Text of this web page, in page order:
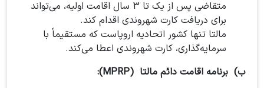
متقاضی پس از یک تا 3 سال اقامت اولیه، می‌تواند
برای دریافت کارت شهروندی اقدام کند.
مالتا تنها کشور اتحادیه اروپاست که مستقیماً با
سرمایه‌گذاری، کارت شهروندی اعطا می‌کند.
ب) برنامه اقامت دائم مالتا (MPRP):